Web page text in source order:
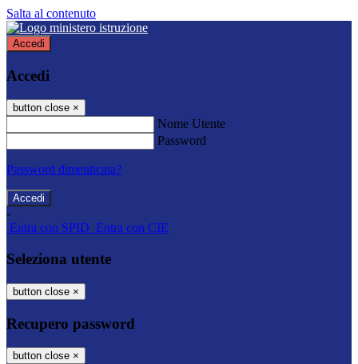
Salta al contenuto
Accedi
Accedi
button close ×
Nome Utente
Password
Password dimenticata?
-
Entra con SPID Entra con CIE
Seleziona utente
button close ×
Recupero password
button close ×